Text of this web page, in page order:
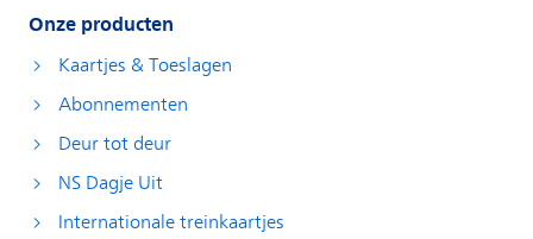
Onze producten
Kaartjes & Toeslagen
Abonnementen
Deur tot deur
NS Dagje Uit
Internationale treinkaartjes